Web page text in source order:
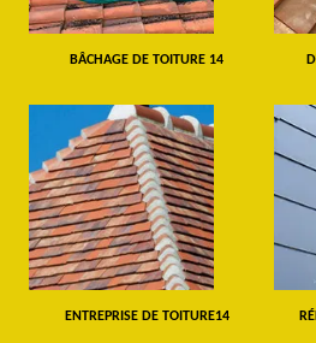
BÂCHAGE DE TOITURE 14
ENTREPRISE DE TOITURE14